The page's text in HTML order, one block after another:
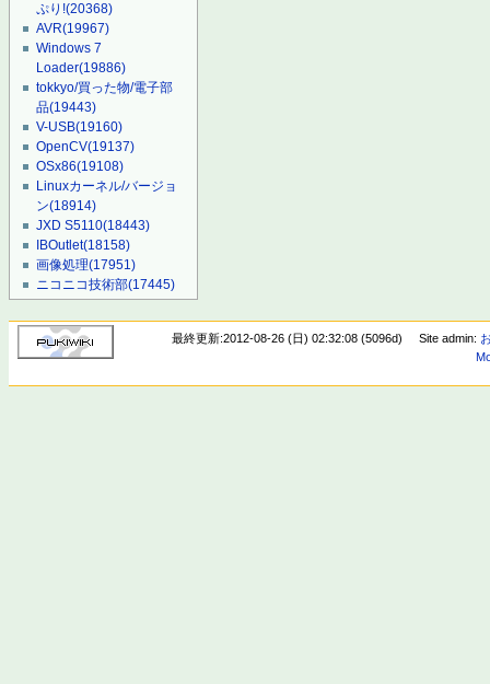
ぷり!(20368)
AVR(19967)
Windows 7
Loader(19886)
tokkyo/買った物/電子部
品(19443)
V-USB(19160)
OpenCV(19137)
OSx86(19108)
Linuxカーネル/バージョ
ン(18914)
JXD S5110(18443)
IBOutlet(18158)
画像処理(17951)
ニコニコ技術部(17445)
最終更新:2012-08-26 (日) 02:32:08 (5096d) Site admin: